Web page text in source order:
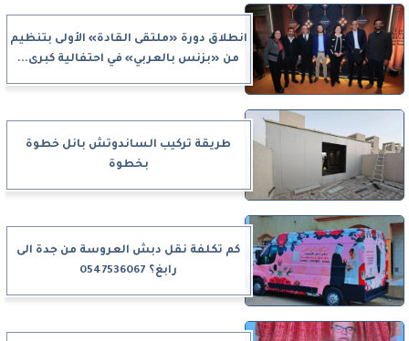
انطلاق دورة «ملتقى القادة» الأولى بتنظيم
من «بزنس بالعربي» في احتفالية كبرى...
طريقة تركيب الساندوتش بانل خطوة
بخطوة
كم تكلفة نقل دبش العروسة من جدة الى
رابغ؟ 0547536067